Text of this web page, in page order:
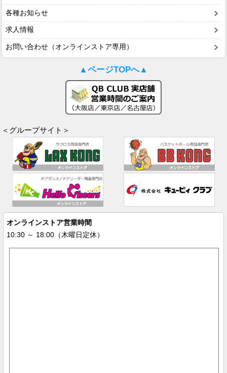
各種お知らせ
求人情報
お問い合わせ（オンラインストア専用）
▲ページTOPへ▲
＜グループサイト＞
オンラインストア営業時間
10:30 ～ 18:00（木曜日定休）